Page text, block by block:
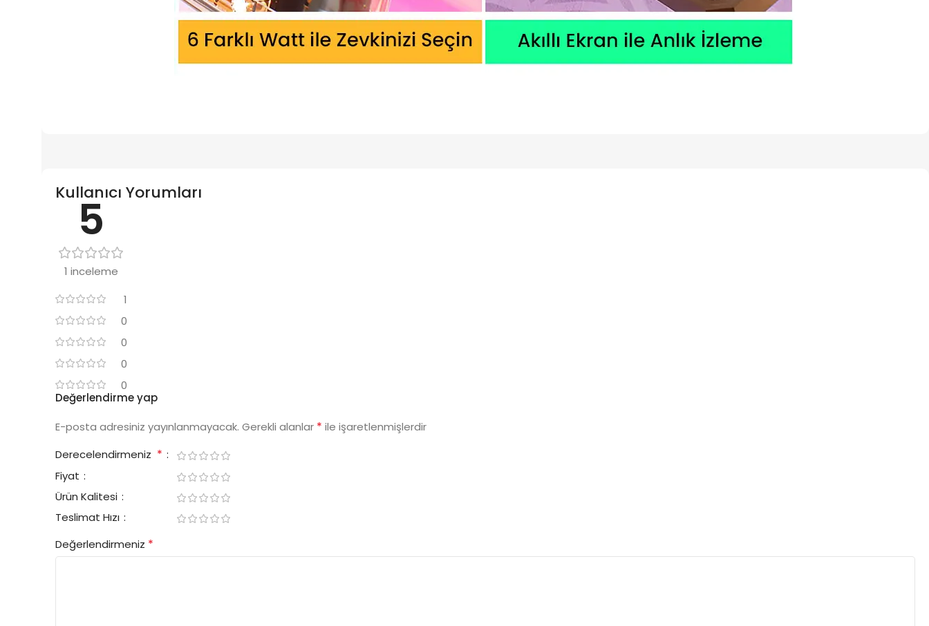
Kullanıcı Yorumları
5
1 inceleme
1
0
0
0
0
Değerlendirme yap
E-posta adresiniz yayınlanmayacak. Gerekli alanlar * ile işaretlenmişlerdir
Derecelendirmeniz *
Fiyat
Ürün Kalitesi
Teslimat Hızı
Değerlendirmeniz *